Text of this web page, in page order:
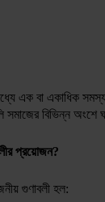
এক বা একাধিক
সমাজের বিভিন্ন
প্রয়োজন?
গুণাবলী হল: